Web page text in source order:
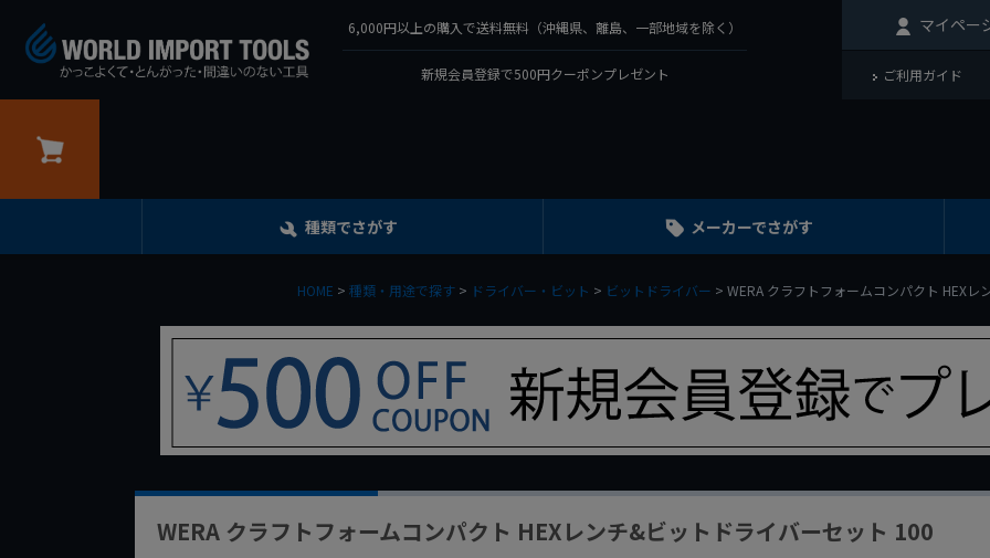
6,000円以上の購入で送料無料（沖縄県、離島、一部地域を除く）
新規会員登録で500円クーポンプレゼント
マイペー
ご利用ガイド
種類でさがす メーカーでさがす
HOME 種類・用途で探す ドライバー・ビット ビットドライバー WERA クラフトフォームコンパクト HEX
WERA クラフトフォームコンパクト HEXレンチ&ビットドライバーセット 100